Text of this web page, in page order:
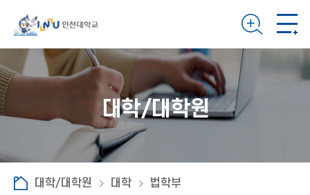
대학/대학원
대학/대학원 대학 법학부